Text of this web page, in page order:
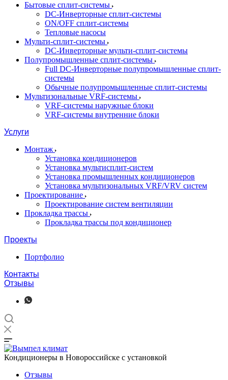
Бытовые сплит-системы
DC-Инверторные сплит-системы
ON/OFF сплит-системы
Тепловые насосы
Мульти-сплит-системы
DC-Инверторные мульти-сплит-системы
Полупромышленные сплит-системы
Full DC-Инверторные полупромышленные сплит-
системы
Обычные полупромышленные сплит-системы
Мультизональные VRF-системы
VRF-системы наружные блоки
VRF-системы внутренние блоки
Услуги
Монтаж
Установка кондиционеров
Установка мультисплит-систем
Установка промышленных кондиционеров
Установка мультизональных VRF/VRV систем
Проектирование
Проектирование систем вентиляции
Прокладка трассы
Прокладка трассы под кондиционер
Проекты
Портфолио
Контакты
Отзывы
Кондиционеры в Новороссийске с установкой
Отзывы